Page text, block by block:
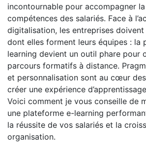
incontournable pour accompagner
compétences des salariés. Face à
digitalisation, les entreprises
dont elles forment leurs équipes : la
learning devient un outil phare pour
parcours formatifs à distance.
et personnalisation sont au cœur
créer une expérience
Voici comment je vous conseille de
une plateforme e-learning
la réussite de vos salariés et la
organisation.